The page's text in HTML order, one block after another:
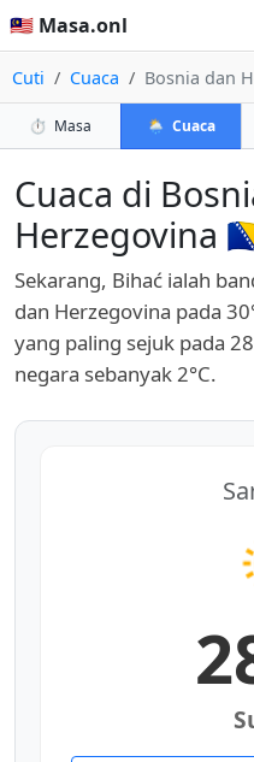
🇲🇾 Masa.onl
Cuti Cuaca Bosnia dan
⏱️ Masa 🌦️ Cuaca
Cuaca di
Herzegovina
Sekarang, Bihać ialah
dan Herzegovina pada
yang paling sejuk pada
negara sebanyak 2°C.